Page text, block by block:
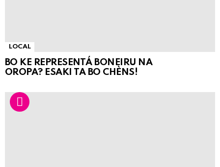
LOCAL
BO KE REPRESENTÁ BONEIRU NA
OROPA? ESAKI TA BO CHÈNS!